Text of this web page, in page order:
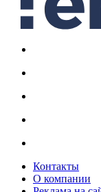
Контакты
О компании